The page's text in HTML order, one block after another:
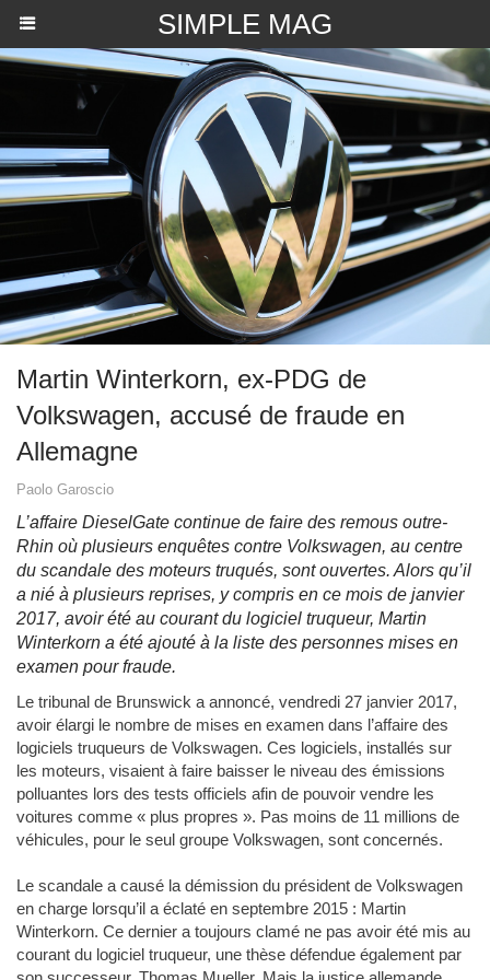
SIMPLE MAG
Martin Winterkorn, ex-PDG de
Volkswagen, accusé de fraude en
Allemagne
Paolo Garoscio
L’affaire DieselGate continue de faire des remous outre-
Rhin où plusieurs enquêtes contre Volkswagen, au centre
du scandale des moteurs truqués, sont ouvertes. Alors qu’il
a nié à plusieurs reprises, y compris en ce mois de janvier
2017, avoir été au courant du logiciel truqueur, Martin
Winterkorn a été ajouté à la liste des personnes mises en
examen pour fraude.
Le tribunal de Brunswick a annoncé, vendredi 27 janvier 2017,
avoir élargi le nombre de mises en examen dans l’affaire des
logiciels truqueurs de Volkswagen. Ces logiciels, installés sur
les moteurs, visaient à faire baisser le niveau des émissions
polluantes lors des tests officiels afin de pouvoir vendre les
voitures comme « plus propres ». Pas moins de 11 millions de
véhicules, pour le seul groupe Volkswagen, sont concernés.
Le scandale a causé la démission du président de Volkswagen
en charge lorsqu’il a éclaté en septembre 2015 : Martin
Winterkorn. Ce dernier a toujours clamé ne pas avoir été mis au
courant du logiciel truqueur, une thèse défendue également par